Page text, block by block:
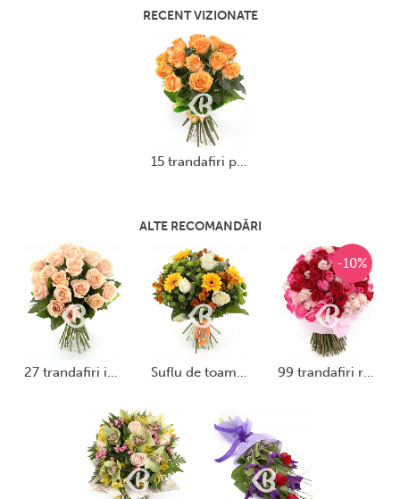
RECENT VIZIONATE
15 trandafiri portocalii
ALTE RECOMANDĂRI
27 trandafiri ivoir suflu de toamnă
-10%
99 trandafiri romantici